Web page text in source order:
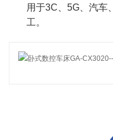
用于3C、5G、汽车
工。